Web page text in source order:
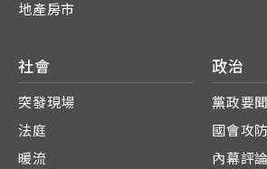
地產房市
社會
突發現場
法庭
暖流
政治
黨政要聞
國會攻防
內幕評論